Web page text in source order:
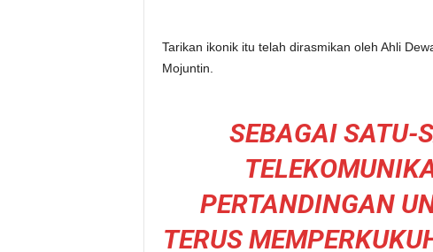
Tarikan ikonik itu telah dirasmikan oleh Ahli
Mojuntin.
SEBAGAI SATU-
PERTANDINGAN
TERUS